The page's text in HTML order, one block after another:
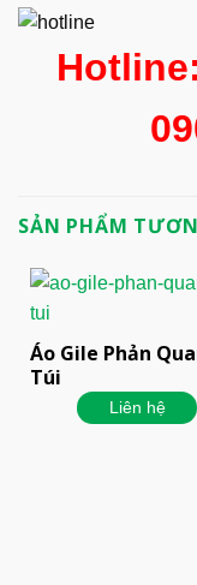
SẢN PHẨM
Áo Gile Phản
Túi
Liên hệ